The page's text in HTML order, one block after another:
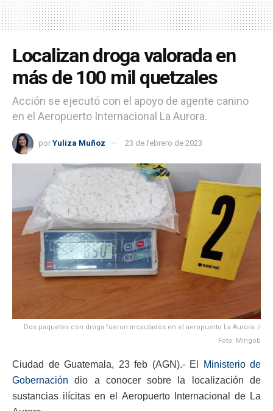
Localizan droga valorada en
más de 100 mil quetzales
Acción se ejecutó con el apoyo de agente canino
en el Aeropuerto Internacional La Aurora.
por Yuliza Muñoz 23 de febrero de 2023
Dos paquetes con droga fueron incautados en el aeropuerto La Aurora. /
Foto: Mingob
Ciudad de Guatemala, 23 feb (AGN).- El
Ministerio de
Gobernación dio a conocer sobre la localización de
sustancias ilícitas en el Aeropuerto Internacional de La